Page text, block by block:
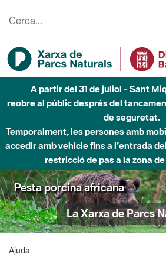
A partir del 31 de juliol - Sant
reobre al públic després del
de seguretat.
Temporalment, les persones amb
accedir amb vehicle fins a l'entrada
restricció de pas a la zona
Pesta porcina africana
La Xarxa de Parcs
Ajuda